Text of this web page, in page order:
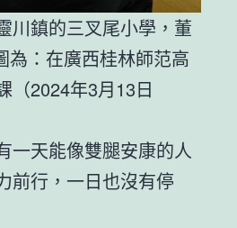
川鎮的三叉尾小學，董
為：在廣西桂林師范高
（2024年3月13日
天能像雙腿安康的人
前行，一日也沒有停